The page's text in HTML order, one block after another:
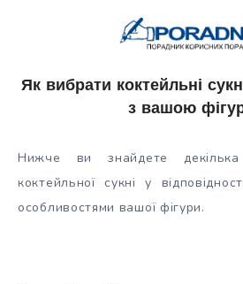
Як вибрати коктейльні
з вашою
Нижче ви знайдете
коктейльної сукні у
особливостями вашої фігури.